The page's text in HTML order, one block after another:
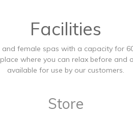
Facilities
female spas with a capacity for
where you can relax before
available for use by our customers.
Store